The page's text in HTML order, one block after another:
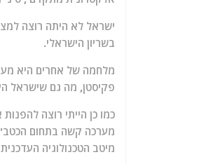
ישראל לא היתה רוצה
בשריון הישראלי.
מלחמה של אחרים היא
פקיסטן, מה גם שישראל
כמו כן הייתי רוצה
מיטב הטכנולוגיה